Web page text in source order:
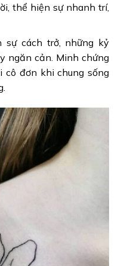
thể hiện sự nhanh trí,
cách trở, những kỷ
ngăn cản. Minh chứng
cô đơn khi chung sống